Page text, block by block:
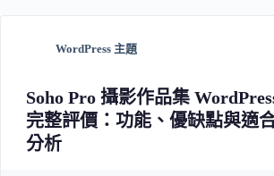
WordPress 主題
Soho Pro 攝影作品集
完整評價：功能、優缺點與適
分析